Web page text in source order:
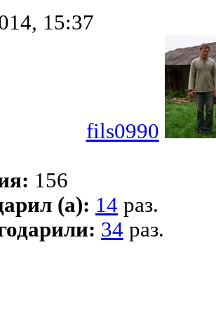
15:37
fils0990
156
(а): 14 раз.
34 раз.